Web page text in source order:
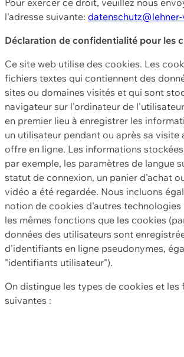
l'adresse suivante:
Déclaration de confidentialité pour les
Ce site web utilise des cookies. Les
fichiers textes qui contiennent des
sites ou domaines visités et qui sont
navigateur sur l'ordinateur de
en premier lieu à enregistrer les
un utilisateur pendant ou après sa visite
offre en ligne. Les informations
par exemple, les paramètres de langue
statut de connexion, un panier d'achat
vidéo a été regardée. Nous incluons
notion de cookies d'autres technologies
les mêmes fonctions que les cookies
données des utilisateurs sont
d'identifiants en ligne pseudonymes,
"identifiants utilisateur").
On distingue les types de cookies et les
suivantes :